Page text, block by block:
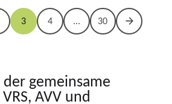
3 4 ... 30
gemeinsame
AVV und